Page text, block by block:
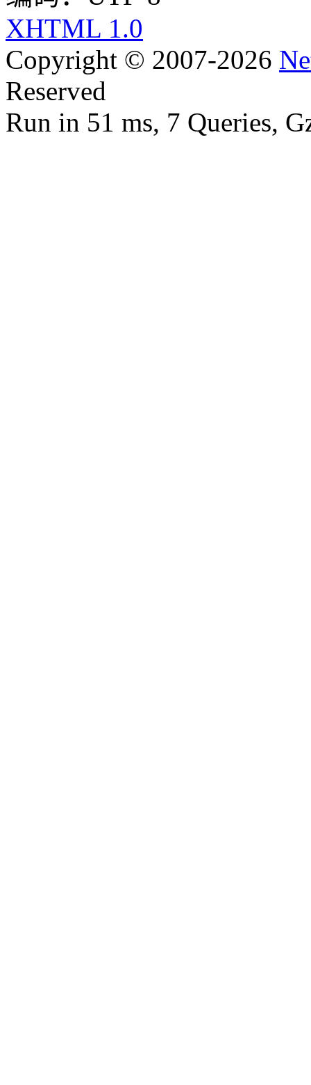
XHTML 1.0
Copyright © 2007-2026
Reserved
Run in 51 ms, 7 Queries,